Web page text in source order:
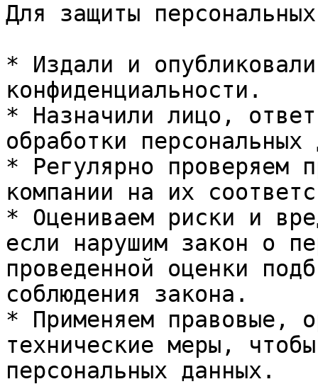
Для защиты
* Издали и
конфиденциальности.
* Назначили лицо,
обработки
* Регулярно проверяем
компании на их
* Оцениваем риски и
если нарушим закон о
проведенной оценки
соблюдения закона.
* Применяем правовые,
технические меры,
персональных данных.